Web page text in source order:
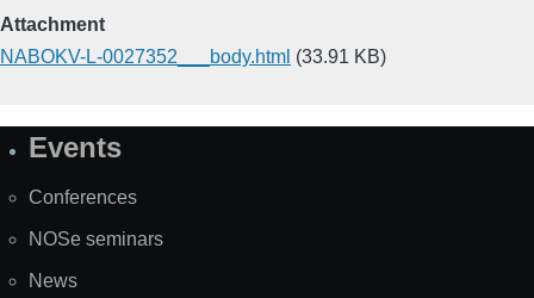
Attachment
NABOKV-L-0027352___body.html (33.91 KB)
SiteEvents
Conferences
NOSe seminars
News